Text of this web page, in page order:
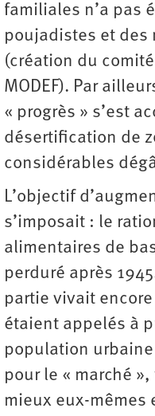
familiales n’a pas
poujadistes et des
(création du
MODEF). Par
« progrès » s’est
désertification de
considérables
L’objectif
s’imposait : le
alimentaires de
perduré après
partie vivait
étaient appelés à
population
pour le « marché
mieux eux-mêmes